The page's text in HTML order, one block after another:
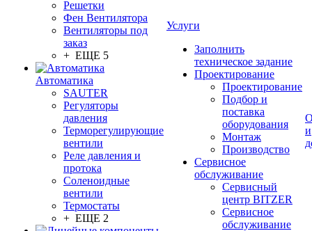
Решетки
Фен Вентилятора
Вентиляторы под
заказ
+ ЕЩЕ 5
Автоматика
SAUTER
Регуляторы
давления
Терморегулирующие
вентили
Реле давления и
протока
Соленоидные
вентили
Термостаты
+ ЕЩЕ 2
Услуги
Заполнить
техническое задание
Проектирование
Проектирование
Подбор и
поставка
оборудования
Монтаж
Производство
Сервисное
обслуживание
Сервисный
центр BITZER
Сервисное
обслуживание
и